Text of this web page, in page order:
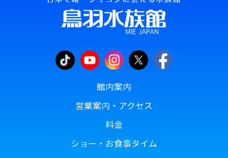
館内案内
営業案内・アクセス
料金
ショー・お食事タイム